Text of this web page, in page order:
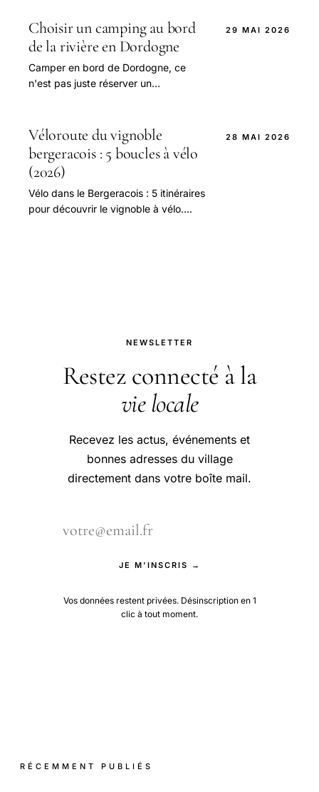
faire dans la région, avec des conseils
pratiques et des informations sur les
métés locales
Choisir un camping au bord
de la rivière en Dordogne
Camper en bord de Dordogne, ce
n'est pas juste réserver un
de la journée.
29 MAI 2026
Véloroute du vignoble
bergeracois : 5 boucles à vélo
(2026)
Vélo dans le Bergeracois : 5 itinéraires
pour découvrir le vignoble à vélo.
28 MAI 2026
NEWSLETTER
Restez connecté à la
vie locale
Recevez les actus, événements et
bonnes adresses du village
directement dans votre boîte mail.
JE M'INSCRIS →
Vos données restent privées. Désinscription en 1
clic à tout moment.
RÉCEMMENT PUBLIÉS